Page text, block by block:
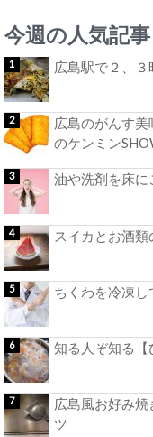
今週の人気記事
広島駅で２、
広島のがんす
のケンミン
油や洗剤を床
スイカとお酒
ちくわを冷凍
知る人ぞ知る【
広島風お好み
ツ